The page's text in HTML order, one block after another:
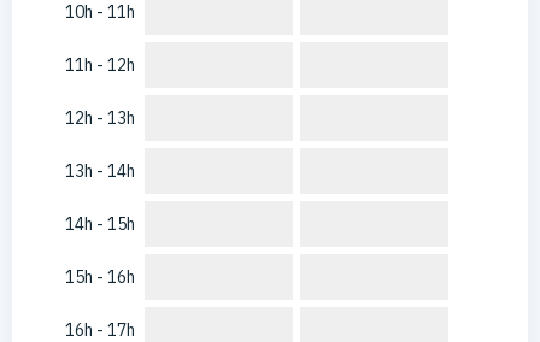
10h - 11h
11h - 12h
12h - 13h
13h - 14h
14h - 15h
15h - 16h
16h - 17h